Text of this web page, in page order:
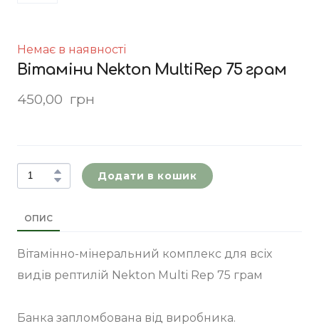
Немає в наявності
Вітаміни Nekton MultiRep 75 грам
450,00  грн
Додати в кошик
ОПИС
Вітамінно-мінеральний комплекс для всіх
видів рептилій Nekton Multi Rep 75 грам
Банка запломбована від виробника.